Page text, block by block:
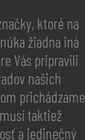
ktoré na
žiadna iná
Vás pripravili
našich
prichádzame
taktiež
a jedinečný